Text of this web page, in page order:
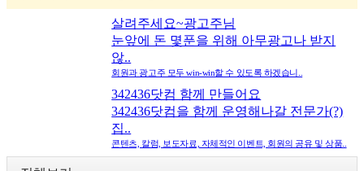
살려주세요~광고주님
눈앞에 돈 몇푼을 위해 아무광고나 받지
않..
회원과 광고주 모두 win-win할 수 있도록 하겠습니..
342436닷컴 함께 만들어요
342436닷컴을 함께 운영해나갈 전문가(?)
집..
콘텐츠, 칼럼, 보도자료, 자체적인 이벤트, 회원의 공유 및 상품..